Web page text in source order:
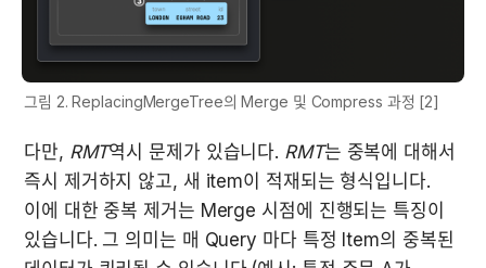
그림 2. ReplacingMergeTree의 Merge 및 Compress 과정 [2]
다만, RMT역시 문제가 있습니다. RMT는 중복에 대해서
즉시 제거하지 않고, 새 item이 적재되는 형식입니다.
이에 대한 중복 제거는 Merge 시점에 진행되는 특징이
있습니다. 그 의미는 매 Query 마다 특정 Item의 중복된